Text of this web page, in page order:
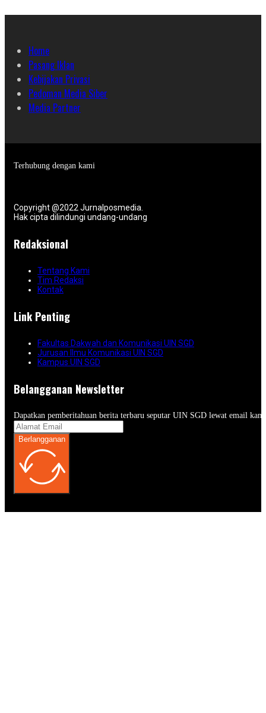
Home
Pasang Iklan
Kebijakan Privasi
Pedoman Media Siber
Media Partner
Terhubung dengan kami
Copyright @2022 Jurnalposmedia.
Hak cipta dilindungi undang-undang
Redaksional
Tentang Kami
Tim Redaksi
Kontak
Link Penting
Fakultas Dakwah dan Komunikasi UIN SGD
Jurusan Ilmu Komunikasi UIN SGD
Kampus UIN SGD
Belangganan Newsletter
Dapatkan pemberitahuan berita terbaru seputar UIN SGD lewat email
Berlangganan